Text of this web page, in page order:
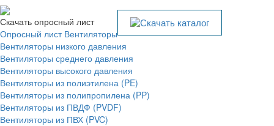
Скачать опросный лист
Опросный лист Вентиляторы
Скачать каталог
Вентиляторы низкого давления
Вентиляторы среднего давления
Вентиляторы высокого давления
Вентиляторы из полиэтилена (PE)
Вентиляторы из полипропилена (PP)
Вентиляторы из ПВДФ (PVDF)
Вентиляторы из ПВХ (PVC)